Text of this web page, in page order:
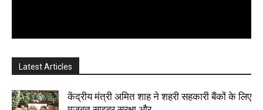
Latest Articles
केंद्रीय मंत्री अमित शाह ने शहरी सहकारी बैंकों के लिए